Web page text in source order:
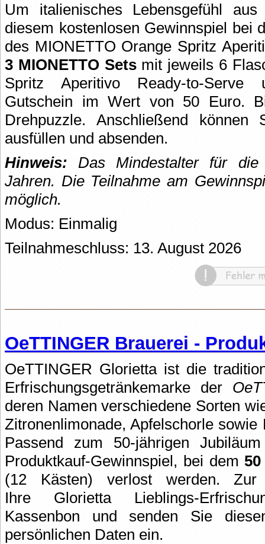
Um italienisches Lebensgefühl
diesem kostenlosen Gewinnspiel bei
des MIONETTO Orange Spritz
3 MIONETTO Setsmit jeweils 6
Spritz Aperitivo Ready-to-Serve
Gutschein im Wert von 50 Euro.
Drehpuzzle. Anschließend können
ausfüllen und absenden.
Hinweis:
Das Mindestalter für
Jahren. Die Teilnahme am
möglich.
Modus: Einmalig
Teilnahmeschluss: 13. August 2026
OeTTINGER Brauerei -
OeTTINGER Glorietta ist die
Erfrischungsgetränkemarke der
deren Namen verschiedene Sorten
Zitronenlimonade, Apfelschorle
Passend zum 50-jährigen
Produktkauf-Gewinnspiel, bei dem
(12 Kästen) verlost werden. Zur
Ihre Glorietta Lieblings-
Kassenbon und senden Sie
persönlichen Daten ein.